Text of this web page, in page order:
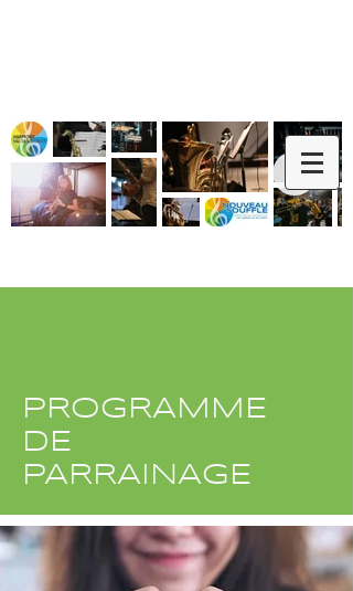
PROGRAMME
DE
PARRAINAGE